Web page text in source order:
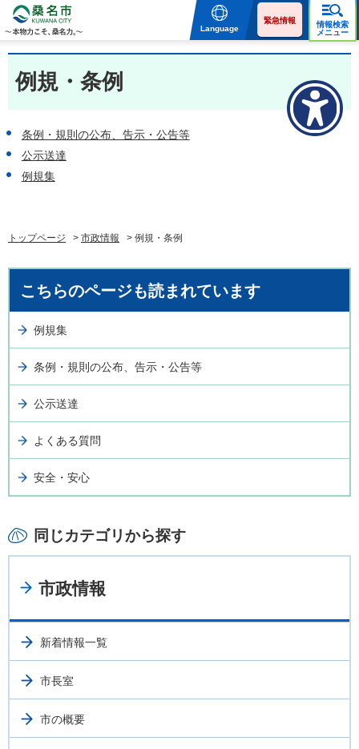
物力こそ、桑名力。
Language
緊急情報
情報検索
メニュー
例規・条例
条例・規則の公布、告示・公告等
公示送達
例規集
トップページ > 市政情報 > 例規・条例
こちらのページも読まれています
例規集
条例・規則の公布、告示・公告等
公示送達
よくある質問
安全・安心
同じカテゴリから探す
市政情報
新着情報一覧
市長室
市の概要